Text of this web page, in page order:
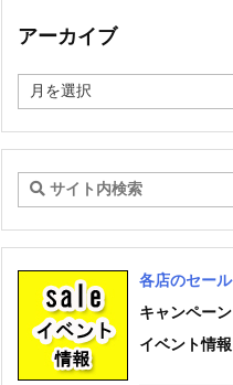
ゴ
ー
アーカイブ
ー
イ
各店のセール
キャンペーン
イベント情報